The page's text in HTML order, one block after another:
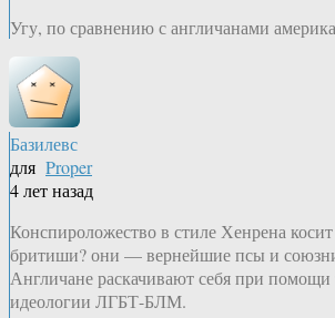
Угу, по сравнению с англичанами
Базилевс
для Proper
4 лет назад
Конспироложество в стиле Хенрена
бритиши? они — вернейшие псы и
Англичане раскачивают себя при
идеологии ЛГБТ-БЛМ.